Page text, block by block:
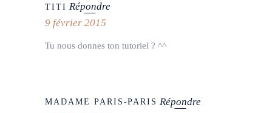
TITI Répondre
9 février 2015
Tu nous donnes ton tutoriel ? ^^
MADAME PARIS-PARIS Répondre